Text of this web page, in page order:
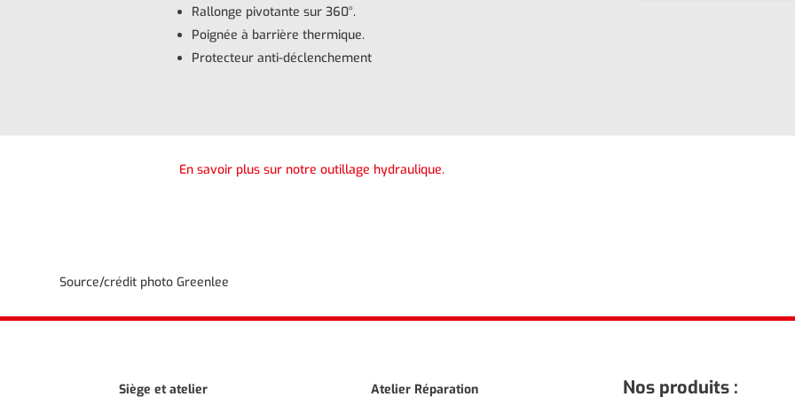
Rallonge pivotante sur 360°.
Poignée à barrière thermique.
Protecteur anti-déclenchement
En savoir plus sur notre outillage hydraulique.
Source/crédit photo Greenlee
Siège et atelier Atelier Réparation Nos produits :